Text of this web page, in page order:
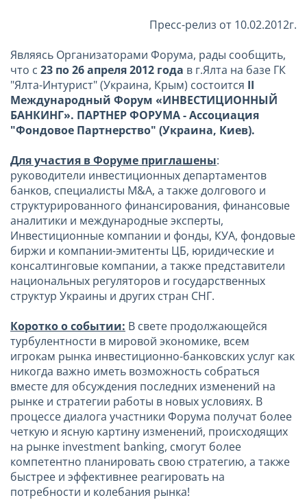
Пресс-релиз от 10.02.2012г.
Являясь Организаторами Форума, рады сообщить,
что с 23 по 26 апреля 2012 года в г.Ялта на базе ГК
"Ялта-Интурист" (Украина, Крым) состоится II
Международный Форум «ИНВЕСТИЦИОННЫЙ
БАНКИНГ». ПАРТНЕР ФОРУМА - Ассоциация
"Фондовое Партнерство" (Украина, Киев).
Для участия в Форуме приглашены:
руководители инвестиционных департаментов
банков, специалисты M&A, а также долгового и
структурированного финансирования, финансовые
аналитики и международные эксперты,
Инвестиционные компании и фонды, КУА, фондовые
биржи и компании-эмитенты ЦБ, юридические и
консалтинговые компании, а также представители
национальных регуляторов и государственных
структур Украины и других стран СНГ.
Коротко о событии: В свете продолжающейся
турбулентности в мировой экономике, всем
игрокам рынка инвестиционно-банковских услуг как
никогда важно иметь возможность собраться
вместе для обсуждения последних изменений на
рынке и стратегии работы в новых условиях. В
процессе диалога участники Форума получат более
четкую и ясную картину изменений, происходящих
на рынке investment banking, смогут более
компетентно планировать свою стратегию, а также
быстрее и эффективнее реагировать на
потребности и колебания рынка!